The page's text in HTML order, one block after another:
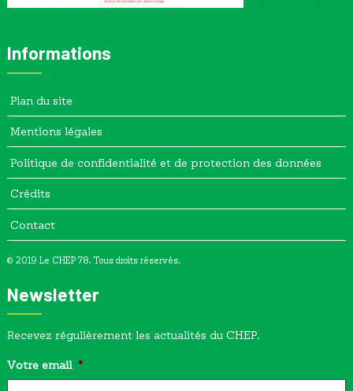
Informations
Plan du site
Mentions légales
Politique de confidentialité et de protection des données
Crédits
Contact
© 2019 Le CHEP 78. Tous droits réservés.
Newsletter
Recevez régulièrement les actualités du CHEP.
Votre email *